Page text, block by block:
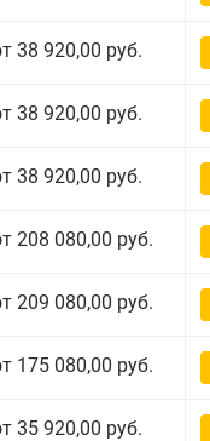
38 920,00 руб.
38 920,00 руб.
38 920,00 руб.
208 080,00 руб.
209 080,00 руб.
175 080,00 руб.
35 920,00 руб.